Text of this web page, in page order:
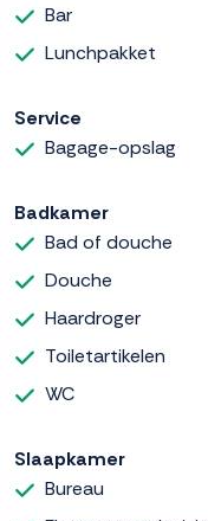
Bar
Lunchpakket
Service
Bagage-opslag
Badkamer
Bad of douche
Douche
Haardroger
Toiletartikelen
WC
Slaapkamer
Bureau